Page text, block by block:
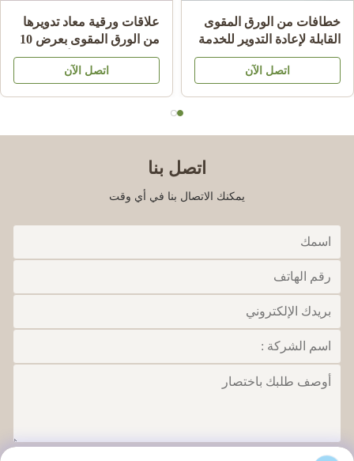
خطافات من الورق المقوى
القابلة لإعادة التدوير للخدمة
الشاقة لتعليق الجوارب،
اتصل الآن
علاقات ورقية معاد تدويرها
من الورق المقوى بعرض 10
سم للشباشب والأحذية
اتصل الآن
اتصل بنا
يمكنك الاتصال بنا في أي وقت